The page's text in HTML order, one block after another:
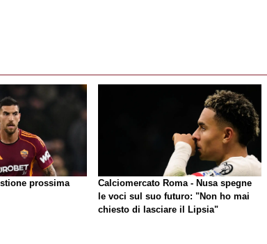
prossima
Calciomercato Roma - Nusa spegne
le voci sul suo futuro: "Non ho mai
chiesto di lasciare il Lipsia"